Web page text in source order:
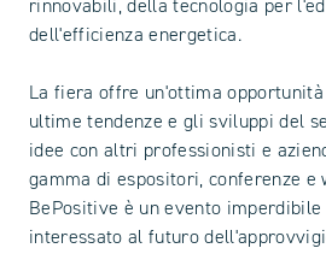
rinnovabili, della tecnologia per
dell'efficienza energetica.
La fiera offre un'ottima
ultime tendenze e gli sviluppi del
idee con altri professionisti e
gamma di espositori, conferenze e
BePositive è un evento imperdibile
interessato al futuro